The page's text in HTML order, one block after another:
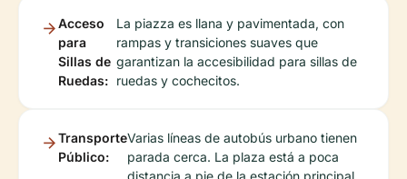
Acceso
para
Sillas de
Ruedas:
La piazza es llana y pavimentada, con
rampas y transiciones suaves que
garantizan la accesibilidad para sillas de
ruedas y cochecitos.
Transporte
Público:
Varias líneas de autobús urbano tienen
parada cerca. La plaza está a poca